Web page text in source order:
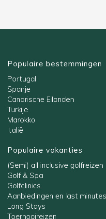
Populaire bestemmingen
Portugal
Spanje
Canarische Eilanden
Turkije
Marokko
Italië
Populaire vakanties
(Semi) all inclusive golfreizen
Golf & Spa
Golfclinics
Aanbiedingen en last minutes
Long Stays
Toernooireizen